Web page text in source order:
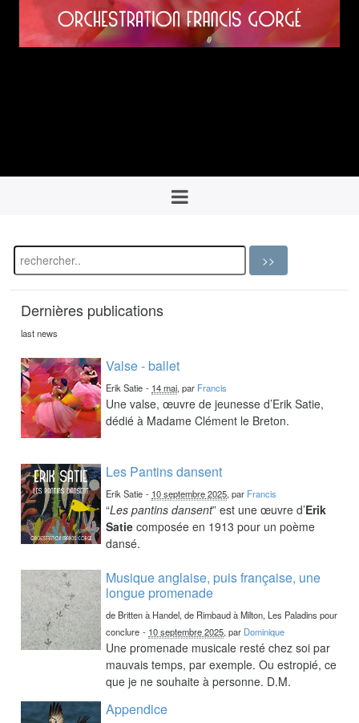
Dernières publications
last news
Valse - ballet
Erik Satie - 14 mai, par Francis
Une valse, œuvre de jeunesse d’Erik Satie,
dédié à Madame Clément le Breton.
Les Pantins dansent
Erik Satie - 10 septembre 2025, par Francis
“Les pantins dansent” est une œuvre d’Erik
Satie composée en 1913 pour un poème
dansé.
Musique anglaise, puis française, une
longue promenade
de Britten à Handel, de Rimbaud à Milton, Les Paladins pour
conclure - 10 septembre 2025, par Dominique
Une promenade musicale resté chez soi par
mauvais temps, par exemple. Ou estropié, ce
que je ne souhaite à personne. D.M.
Appendice